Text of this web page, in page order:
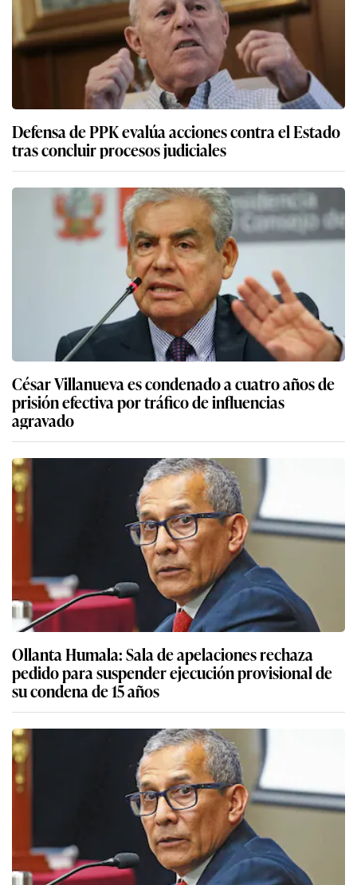
Defensa de PPK evalúa acciones contra el Estado
tras concluir procesos judiciales
César Villanueva es condenado a cuatro años de
prisión efectiva por tráfico de influencias
agravado
Ollanta Humala: Sala de apelaciones rechaza
pedido para suspender ejecución provisional de
su condena de 15 años